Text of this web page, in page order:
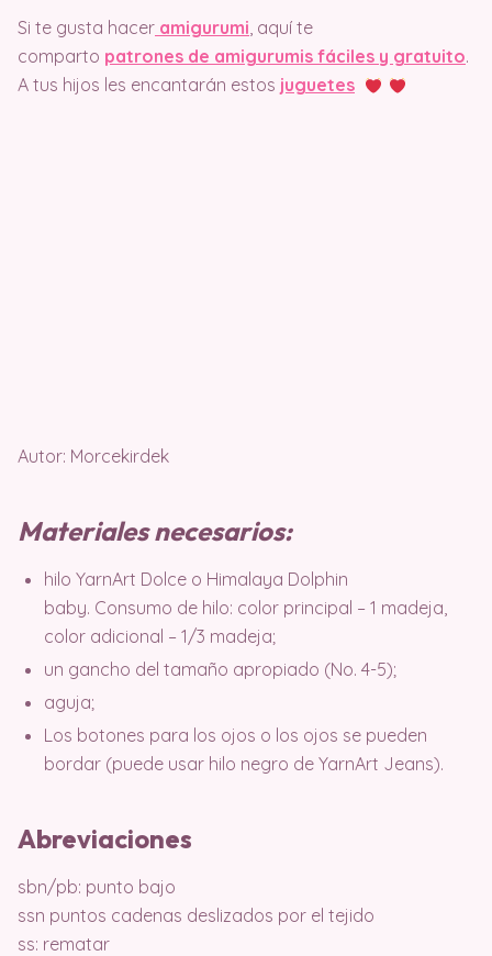
Si te gusta hacer amigurumi, aquí te
comparto patrones de amigurumis fáciles y gratuito.
A tus hijos les encantarán estos juguetes
Autor: Morcekirdek
Materiales necesarios:
hilo YarnArt Dolce o Himalaya Dolphin
baby. Consumo de hilo: color principal – 1 madeja,
color adicional – 1/3 madeja;
un gancho del tamaño apropiado (No. 4-5);
aguja;
Los botones para los ojos o los ojos se pueden
bordar (puede usar hilo negro de YarnArt Jeans).
Abreviaciones
sbn/pb: punto bajo
ssn puntos cadenas deslizados por el tejido
ss: rematar